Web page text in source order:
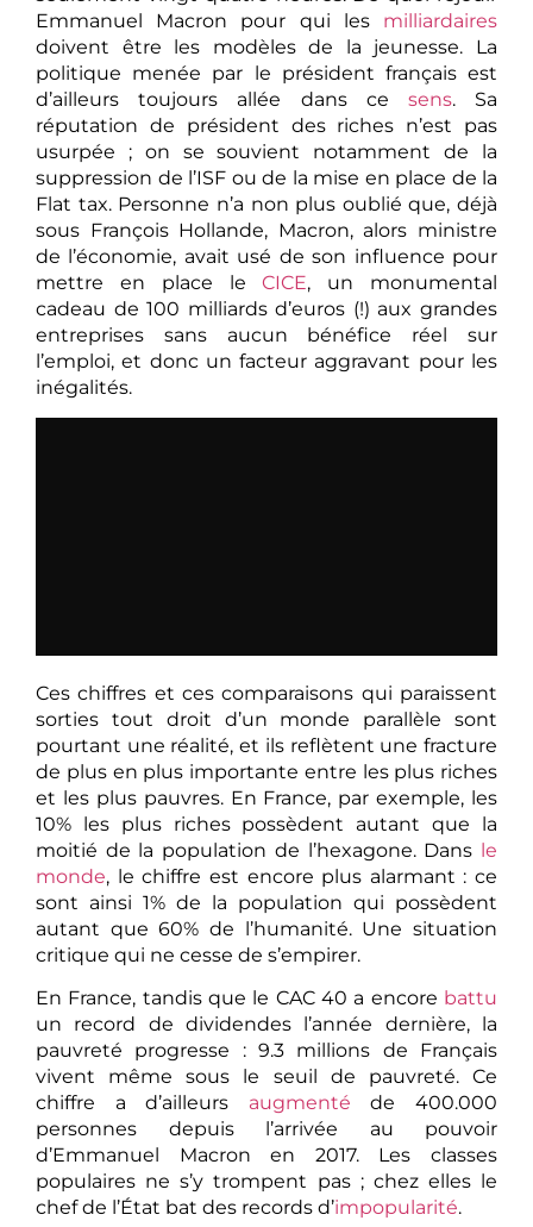
Emmanuel Macron pour qui les milliardaires
doivent être les modèles de la jeunesse. La
politique menée par le président français est
d’ailleurs toujours allée dans ce sens. Sa
réputation de président des riches n’est pas
usurpée ; on se souvient notamment de la
suppression de l’ISF ou de la mise en place de la
Flat tax. Personne n’a non plus oublié que, déjà
sous François Hollande, Macron, alors ministre
de l’économie, avait usé de son influence pour
mettre en place leCICE, un monumental
cadeau de 100 milliards d’euros (!) aux grandes
entreprises sans aucun bénéfice réel sur
l’emploi, et donc un facteur aggravant pour les
inégalités.
Ces chiffres et ces comparaisons qui paraissent
sorties tout droit d’un monde parallèle sont
pourtant une réalité, et ils reflètent une fracture
de plus en plus importante entre les plus riches
et les plus pauvres. En France, par exemple, les
10% les plus riches possèdent autant que la
moitié de la population de l’hexagone. Dans le
monde, le chiffre est encore plus alarmant : ce
sont ainsi 1% de la population qui possèdent
autant que 60% de l’humanité. Une situation
critique qui ne cesse de s’empirer.
En France, tandis que le CAC 40 a encore battu
un record de dividendes l’année dernière, la
pauvreté progresse : 9.3 millions de Français
vivent même sous le seuil de pauvreté. Ce
chiffre a d’ailleurs augmenté de 400.000
personnes depuis l’arrivée au pouvoir
d’Emmanuel Macron en 2017. Les classes
populaires ne s’y trompent pas ; chez elles le
chef de l’État bat des records d’impopularité.